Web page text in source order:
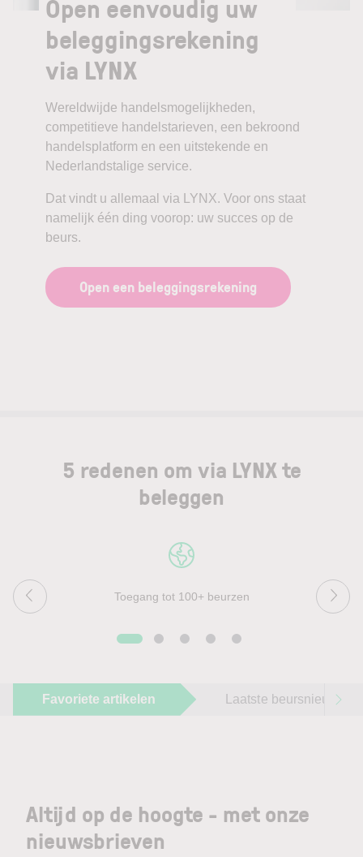
Open eenvoudig uw
beleggingsrekening
via LYNX
Wereldwijde handelsmogelijkheden,
competitieve handelstarieven, een bekroond
handelsplatform en een uitstekende en
Nederlandstalige service.
Dat vindt u allemaal via LYNX. Voor ons staat
namelijk één ding voorop: uw succes op de
beurs.
Open een beleggingsrekening
5 redenen om via LYNX te
beleggen
Toegang tot 100+ beurzen
Favoriete artikelen Laatste beursnieuws
Altijd op de hoogte - met onze
nieuwsbrieven